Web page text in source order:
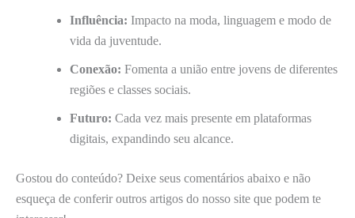
Influência: Impacto na moda, linguagem e modo de
vida da juventude.
Conexão: Fomenta a união entre jovens de diferentes
regiões e classes sociais.
Futuro: Cada vez mais presente em plataformas
digitais, expandindo seu alcance.
Gostou do conteúdo? Deixe seus comentários abaixo e não
esqueça de conferir outros artigos do nosso site que podem te